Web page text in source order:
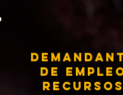
de
Recursos